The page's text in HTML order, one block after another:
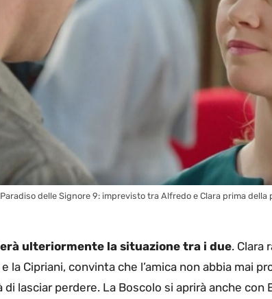
delle Signore 9: imprevisto tra Alfredo e Clara prima della
ulteriormente la situazione tra i due. Clara
la Cipriani, convinta che l’amica non abbia mai
lasciar perdere. La Boscolo si aprirà anche con